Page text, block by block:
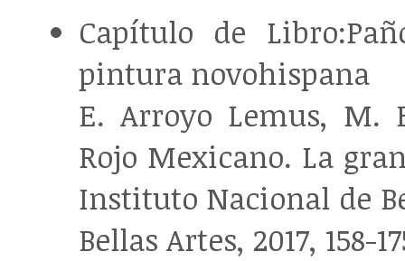
Capítulo de
pintura novohispana
E. Arroyo Lemus, M.
Rojo Mexicano. La
Instituto Nacional de
Bellas Artes, 2017, 158-